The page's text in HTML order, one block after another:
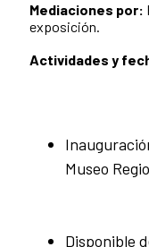
Mediaciones por:
exposición.
Actividades y
Museo
Disponible